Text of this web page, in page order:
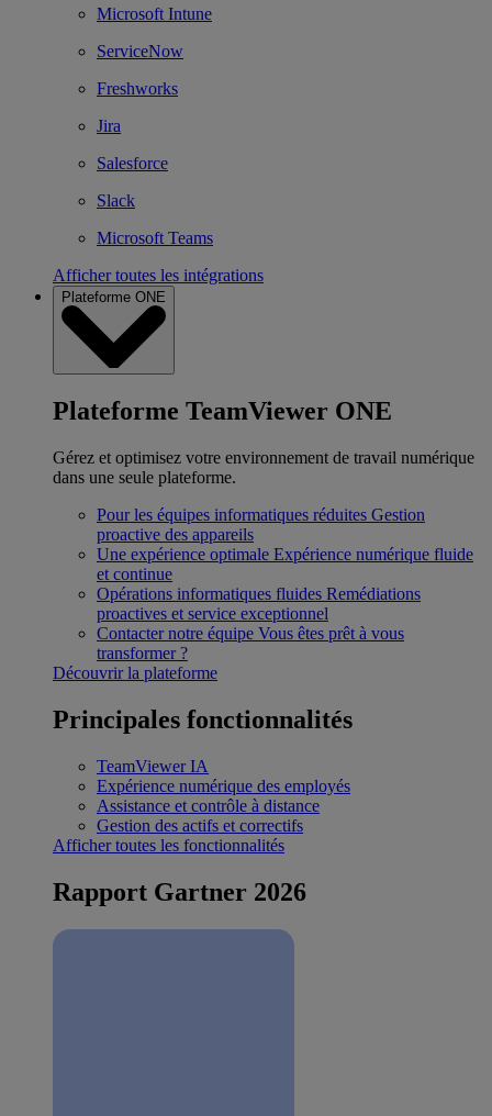
Microsoft Intune
ServiceNow
Freshworks
Jira
Salesforce
Slack
Microsoft Teams
Afficher toutes les intégrations
Plateforme ONE
Plateforme TeamViewer ONE
Gérez et optimisez votre environnement de travail numérique
dans une seule plateforme.
Pour les équipes informatiques réduites Gestion
proactive des appareils
Une expérience optimale Expérience numérique fluide
et continue
Opérations informatiques fluides Remédiations
proactives et service exceptionnel
Contacter notre équipe Vous êtes prêt à vous
transformer ?
Découvrir la plateforme
Principales fonctionnalités
TeamViewer IA
Expérience numérique des employés
Assistance et contrôle à distance
Gestion des actifs et correctifs
Afficher toutes les fonctionnalités
Rapport Gartner 2026